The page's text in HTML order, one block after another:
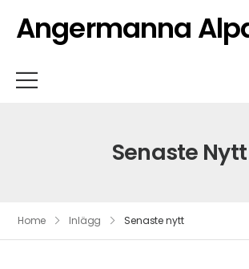
Angermanna
Senaste Nytt
Home Inlägg Senaste nytt